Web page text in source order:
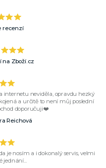
recenzí
na Zboží.cz
internetu neviděla, opravdu hezký
a určitě to není můj poslední
doporučuji❤️
Reichová
je nosím a i dokonalý servis, velmi
jednání...